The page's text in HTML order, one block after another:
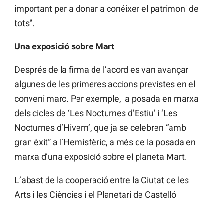
important per a donar a conéixer el patrimoni de
tots”.
Una exposició sobre Mart
Després de la firma de l’acord es van avançar
algunes de les primeres accions previstes en el
conveni marc. Per exemple, la posada en marxa
dels cicles de ‘Les Nocturnes d’Estiu’ i ‘Les
Nocturnes d’Hivern’, que ja se celebren “amb
gran èxit” a l’Hemisfèric, a més de la posada en
marxa d’una exposició sobre el planeta Mart.
L’abast de la cooperació entre la Ciutat de les
Arts i les Ciències i el Planetari de Castelló